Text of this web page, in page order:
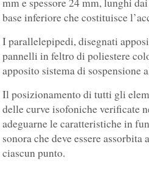
mm e spessore 24 mm, lunghi
base inferiore che costituisce
I parallelepipedi, disegnati
pannelli in feltro di poliestere
apposito sistema di sospensione
Il posizionamento di tutti gli
delle curve isofoniche verificate
adeguarne le caratteristiche in
sonora che deve essere
ciascun punto.